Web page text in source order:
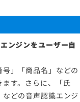
ンジンをユーザー自
」「商品名」などの
す。さらに、「氏
どの音声認識エンジ